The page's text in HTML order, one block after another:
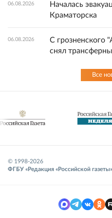
06.08.2026
Началась
Краматорска
06.08.2026
С грозненского
снял
Все
© 1998-2026
ФГБУ «Редакция «Российской газеты»